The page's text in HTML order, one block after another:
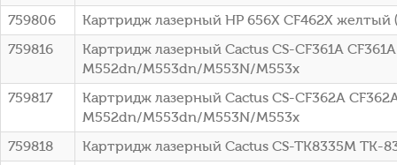
759806
Картридж лазерный HP 656X CF462X желтый
759816
Картридж лазерный Cactus CS-CF361A
M552dn/M553dn/M553N/M553x
759817
Картридж лазерный Cactus CS-CF362A
M552dn/M553dn/M553N/M553x
759818
Картридж лазерный Cactus CS-TK8335M TK-